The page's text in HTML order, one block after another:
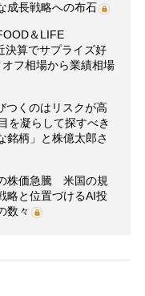
成長戦略への布石
＆LIFE
算でサプライズ好
フ相場から業績相場
つくのはリスクが高
を凝らして探すべき
銘柄」と株億太郎さ
株価急騰 米国の規
と位置づけるAI投
数々